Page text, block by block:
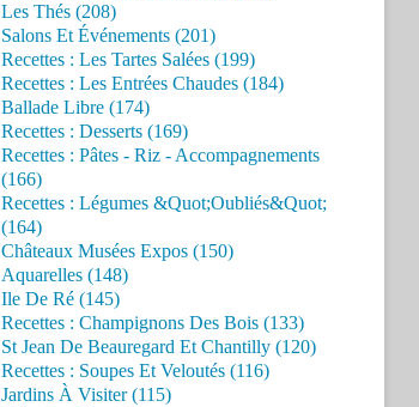
Les Thés (208)
Salons Et Événements (201)
Recettes : Les Tartes Salées (199)
Recettes : Les Entrées Chaudes (184)
Ballade Libre (174)
Recettes : Desserts (169)
Recettes : Pâtes - Riz - Accompagnements
(166)
Recettes : Légumes &Quot;Oubliés&Quot;
(164)
Châteaux Musées Expos (150)
Aquarelles (148)
Ile De Ré (145)
Recettes : Champignons Des Bois (133)
St Jean De Beauregard Et Chantilly (120)
Recettes : Soupes Et Veloutés (116)
Jardins À Visiter (115)